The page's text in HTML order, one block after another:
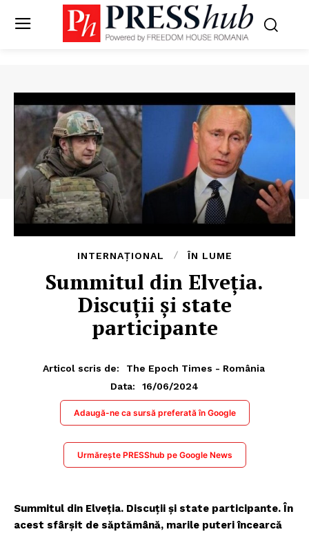
INTERNAȚIONAL ÎN LUME
Summitul din Elveția.
Discuții și state
participante
Articol scris de:
The Epoch Times - România
Data:
16/06/2024
Adaugă-ne ca sursă preferată în Google
Urmărește PRESShub pe Google News
Summitul din Elveția. Discuții și state participante. În
acest sfârșit de săptămână, marile puteri încearcă